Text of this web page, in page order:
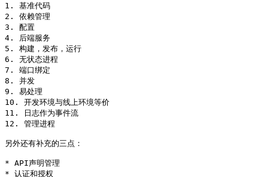
1. 基准代码
2. 依赖管理
3. 配置
4. 后端服务
5. 构建，发布，运行
6. 无状态进程
7. 端口绑定
8. 并发
9. 易处理
10. 开发环境与线上环境等价
11. 日志作为事件流
12. 管理进程
另外还有补充的三点：
* API声明管理
* 认证和授权